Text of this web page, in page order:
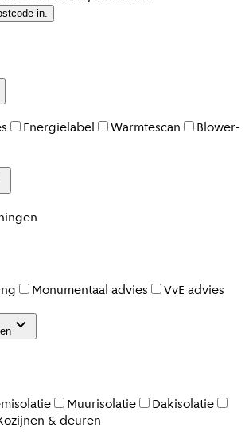
in.
Energielabel Warmtescan
Blower-
Monumentaal advies VvE advies
Muurisolatie
Dakisolatie
& deuren